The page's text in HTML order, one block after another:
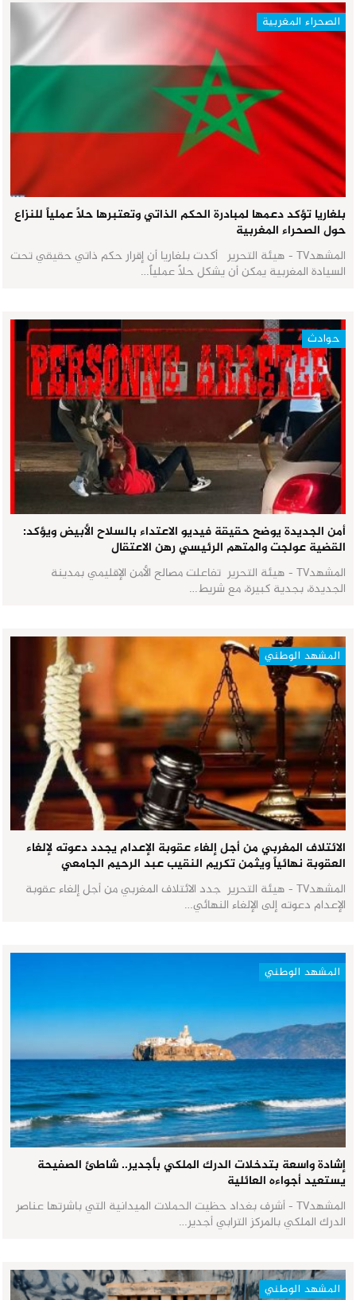
الصحراء المغربية
بلغاريا تؤكد دعمها لمبادرة الحكم الذاتي وتعتبرها حلاً عملياً للنزاع
حول الصحراء المغربية
المشهدTV - هيئة التحرير أكدت بلغاريا أن إقرار حكم ذاتي حقيقي تحت
السيادة المغربية يمكن أن يشكل حلاً عملياً…
حوادث
أمن الجديدة يوضح حقيقة فيديو الاعتداء بالسلاح الأبيض ويؤكد:
القضية عولجت والمتهم الرئيسي رهن الاعتقال
المشهدTV - هيئة التحرير تفاعلت مصالح الأمن الإقليمي بمدينة
الجديدة، بجدية كبيرة، مع شريط…
المشهد الوطني
الائتلاف المغربي من أجل إلغاء عقوبة الإعدام يجدد دعوته لإلغاء
العقوبة نهائياً ويثمن تكريم النقيب عبد الرحيم الجامعي
المشهدTV - هيئة التحرير جدد الائتلاف المغربي من أجل إلغاء عقوبة
الإعدام دعوته إلى الإلغاء النهائي…
المشهد الوطني
إشادة واسعة بتدخلات الدرك الملكي بأجدير.. شاطئ الصفيحة
يستعيد أجواءه العائلية
المشهدTV - أشرف بغداد حظيت الحملات الميدانية التي باشرتها عناصر
الدرك الملكي بالمركز الترابي أجدير…
المشهد الوطني